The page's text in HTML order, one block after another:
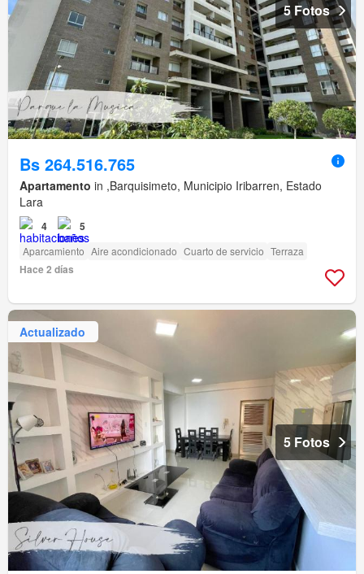
5 Fotos
Bs 264.516.765
Apartamento in ,Barquisimeto, Municipio Iribarren, Estado
Lara
4 5
Aparcamiento Aire acondicionado Cuarto de servicio Terraza
Hace 2 días
Actualizado
5 Fotos